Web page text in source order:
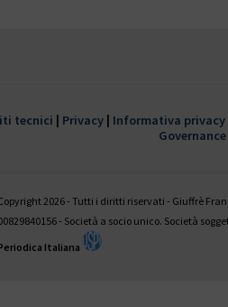
civile
tecnici | Privacy | Informativa
Governance
2026 - Tutti i diritti riservati - Giuffrè
- Società a socio unico. Società
Italiana